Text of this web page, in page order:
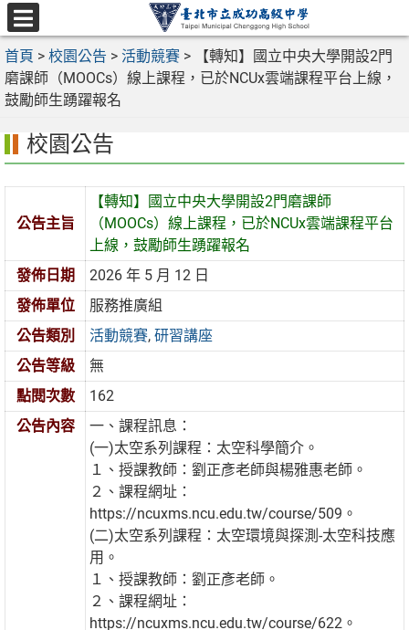
跳
至
主
要
內
選
單
首頁 > 校園公告 > 活動競賽 >
【轉知】國立中央大學開設2門
磨課師（MOOCs）線上課程，已於NCUx雲端課程平台上線，
鼓勵師生踴躍報名
校園公告
公告主旨
【轉知】國立中央大學開設2門磨課師
（MOOCs）線上課程，已於NCUx雲端課程平台
上線，鼓勵師生踴躍報名
發佈日期
2026 年 5 月 12 日
發佈單位
服務推廣組
公告類別
活動競賽,研習講座
公告等級
無
點閱次數
162
公告內容
一、課程訊息：
(一)太空系列課程：太空科學簡介。
１、授課教師：劉正彥老師與楊雅惠老師。
２、課程網址：
https://ncuxms.ncu.edu.tw/course/509。
(二)太空系列課程：太空環境與探測-太空科技應
用。
１、授課教師：劉正彥老師。
２、課程網址：
https://ncuxms.ncu.edu.tw/course/622。